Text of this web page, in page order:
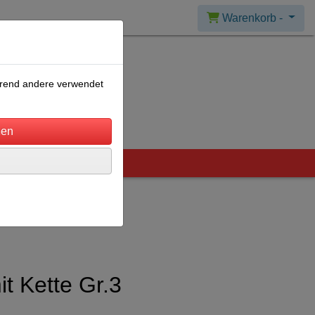
Warenkorb -
Kette Gr.3
andere verwendet